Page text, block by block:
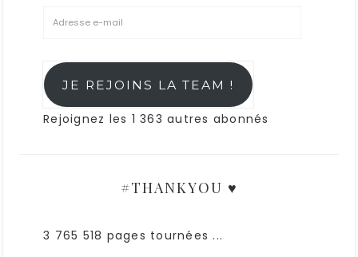
JE REJOINS LA TEAM !
Rejoignez les 1 363 autres abonnés
#THANKYOU ♥
3 765 518 pages tournées ...